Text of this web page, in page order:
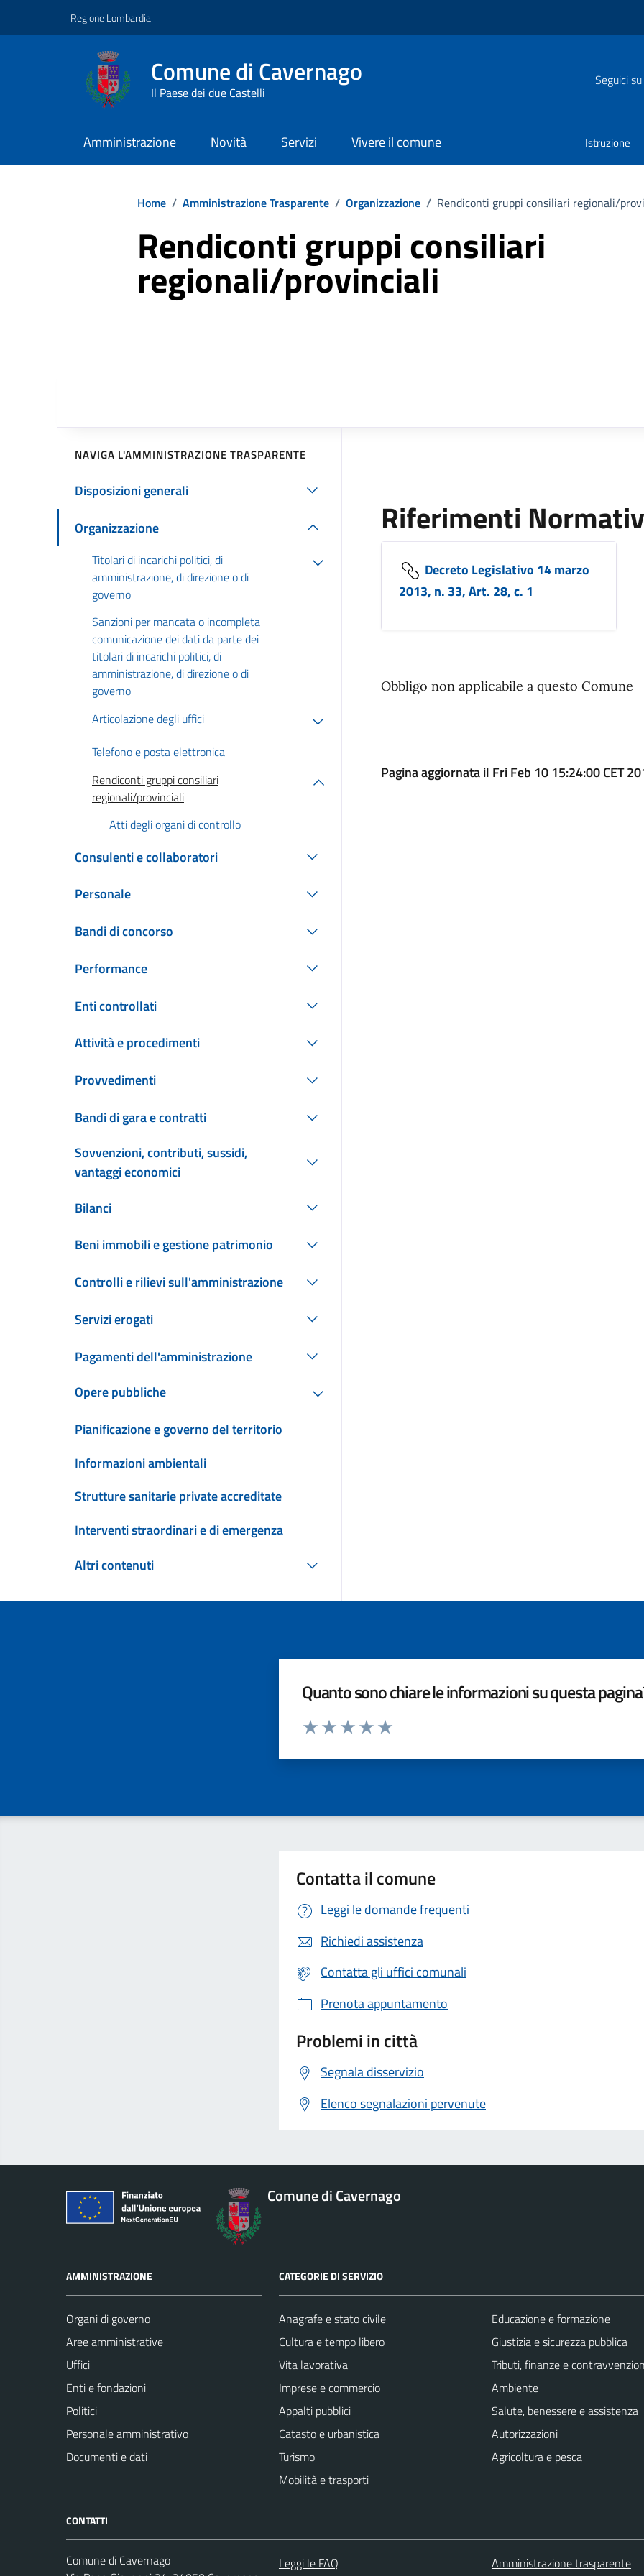
Regione Lombardia
Comune di Cavernago
Il Paese dei due Castelli
Seguici su
Amministrazione Novità Servizi Vivere il comune Istruzione
Home / Amministrazione Trasparente / Organizzazione / Rendiconti gruppi consiliari regionali/
Rendiconti gruppi consiliari
regionali/provinciali
NAVIGA L'AMMINISTRAZIONE TRASPARENTE
Disposizioni generali
Organizzazione
Titolari di incarichi politici, di
amministrazione, di direzione o di
governo
Sanzioni per mancata o incompleta
comunicazione dei dati da parte dei
titolari di incarichi politici, di
amministrazione, di direzione o di
governo
Articolazione degli uffici
Telefono e posta elettronica
Rendiconti gruppi consiliari
regionali/provinciali
Atti degli organi di controllo
Consulenti e collaboratori
Personale
Bandi di concorso
Performance
Enti controllati
Attività e procedimenti
Provvedimenti
Bandi di gara e contratti
Sovvenzioni, contributi, sussidi,
vantaggi economici
Bilanci
Beni immobili e gestione patrimonio
Controlli e rilievi sull'amministrazione
Servizi erogati
Pagamenti dell'amministrazione
Opere pubbliche
Pianificazione e governo del territorio
Informazioni ambientali
Strutture sanitarie private accreditate
Interventi straordinari e di emergenza
Altri contenuti
Riferimenti
Decreto Legislativo 14 marzo
2013, n. 33, Art. 28, c. 1
Obbligo non applicabile a questo Comune
Pagina aggiornata il Fri Feb 10 15:24:00 CET
Quanto sono chiare le informazioni su questa
Valuta da 1 a 5 stelle la pagina
Contatta il comune
Leggi le domande frequenti
Richiedi assistenza
Contatta gli uffici comunali
Prenota appuntamento
Problemi in città
Segnala disservizio
Elenco segnalazioni pervenute
Comune di Cavernago
AMMINISTRAZIONE
Organi di governo
Aree amministrative
Uffici
Enti e fondazioni
Politici
Personale amministrativo
Documenti e dati
CATEGORIE DI SERVIZIO
Anagrafe e stato civile
Cultura e tempo libero
Vita lavorativa
Imprese e commercio
Appalti pubblici
Catasto e urbanistica
Turismo
Mobilità e trasporti
Educazione e formazione
Giustizia e sicurezza pubblica
Tributi, finanze e
Ambiente
Salute, benessere e assistenza
Autorizzazioni
Agricoltura e pesca
CONTATTI
Comune di Cavernago
Leggi le FAQ Amministrazione trasparente